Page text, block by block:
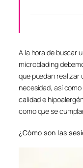
A la hora de buscar
microblading
que puedan realizar
necesidad, así
calidad e
como que se
¿Cómo son las